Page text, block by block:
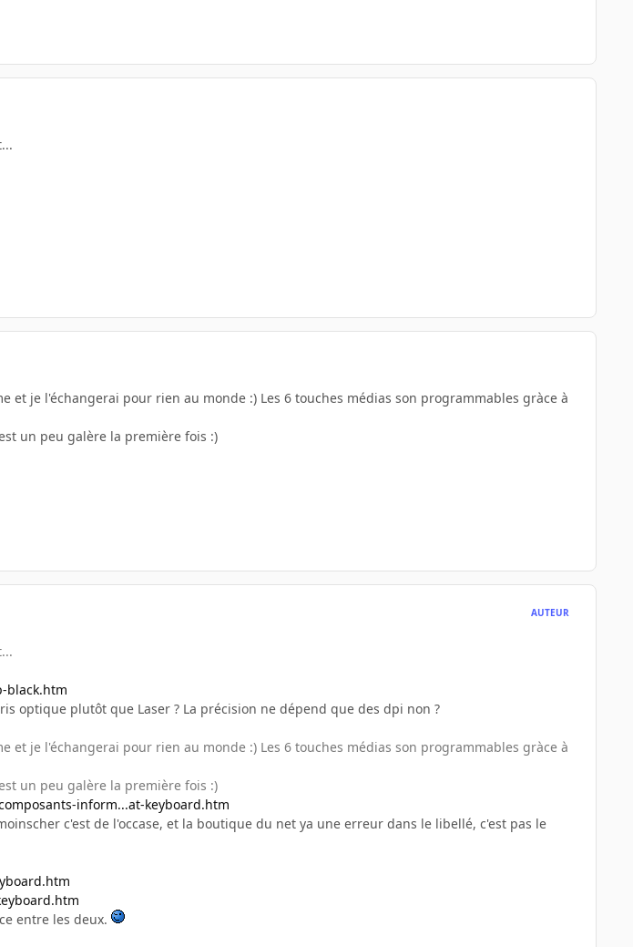
et je l'échangerai pour rien au monde :) Les 6 touches médias son programmables gràce à
un peu galère la première fois :)
AUTEUR
black.htm
optique plutôt que Laser ? La précision ne dépend que des dpi non ?
et je l'échangerai pour rien au monde :) Les 6 touches médias son programmables gràce à
un peu galère la première fois :)
inform...at-keyboard.htm
c'est de l'occase, et la boutique du net ya une erreur dans le libellé, c'est pas le
entre les deux.